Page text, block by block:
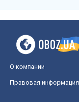
О компании
Правовая информация